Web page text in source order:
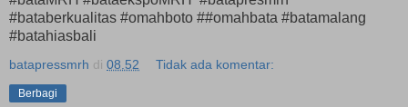
#bataberkualitas #omahboto ##omahbata #batamalang
#batahiasbali
batapressmrh di 08.52 Tidak ada komentar:
Berbagi